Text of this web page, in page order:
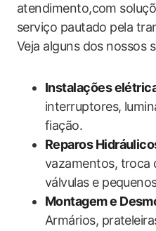
atendimento,com
serviço pautado pela
Veja alguns dos ‌nossos
Instalações‌
interruptores,
fiação.
Reparos
vazamentos,​ troca
válvulas e
Montagem e‍
Armários,